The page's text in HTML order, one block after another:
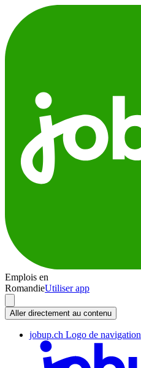
Emplois en
RomandieUtiliser app
Aller directement au contenu
jobup.ch Logo de navigation